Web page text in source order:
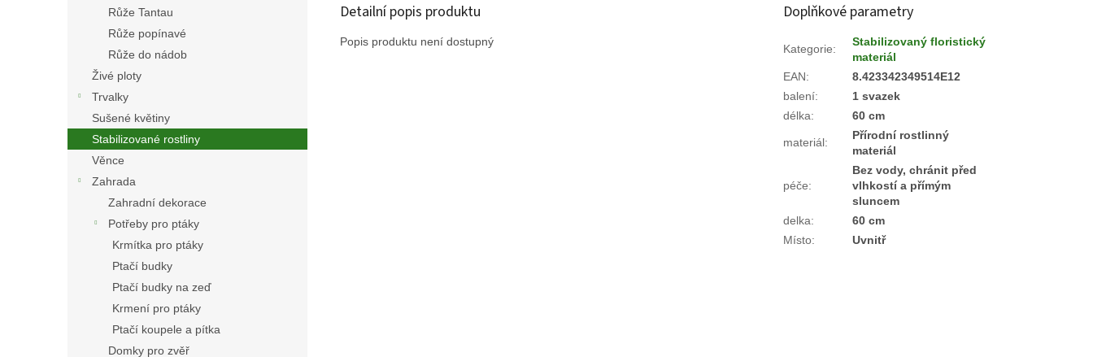
Růže Tantau
Růže popínavé
Růže do nádob
Živé ploty
Trvalky
Sušené květiny
Stabilizované rostliny
Věnce
Zahrada
Zahradní dekorace
Potřeby pro ptáky
Krmítka pro ptáky
Ptačí budky
Ptačí budky na zeď
Krmení pro ptáky
Ptačí koupele a pítka
Domky pro zvěř
Detailní popis produktu
Popis produktu není dostupný
Doplňkové parametry
Kategorie:
Stabilizovaný floristický
materiál
EAN:
8.423342349514E12
balení:
1 svazek
délka: 60 cm
materiál:
Přírodní rostlinný
materiál
péče:
Bez vody, chránit před
vlhkostí a přímým
sluncem
delka:
60 cm
Místo: Uvnitř